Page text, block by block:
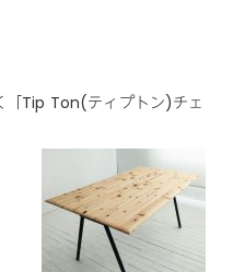
「Tip Ton(ティプトン)チェ